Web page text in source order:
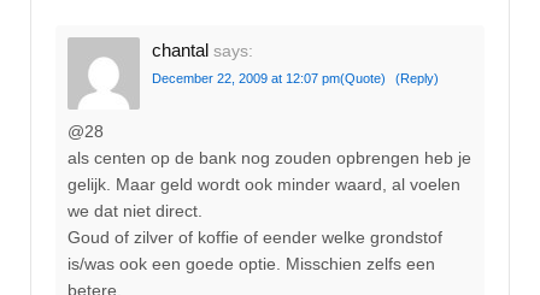
chantal says:
December 22, 2009 at 12:07 pm(Quote) (Reply)
@28
als centen op de bank nog zouden opbrengen heb je
gelijk. Maar geld wordt ook minder waard, al voelen
we dat niet direct.
Goud of zilver of koffie of eender welke grondstof
is/was ook een goede optie. Misschien zelfs een
betere.